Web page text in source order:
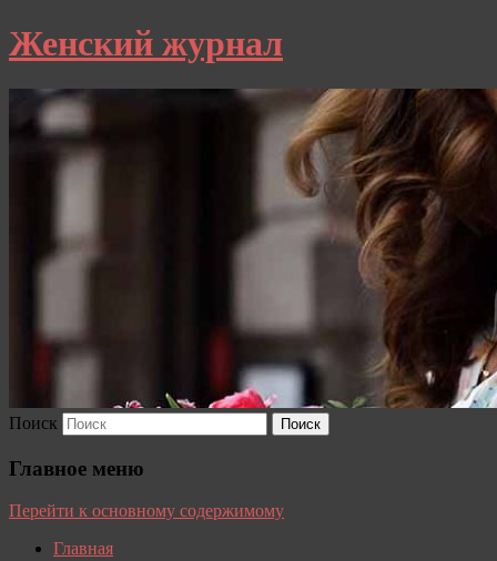
Женский журнал
Поиск
Главное меню
Перейти к основному содержимому
Главная